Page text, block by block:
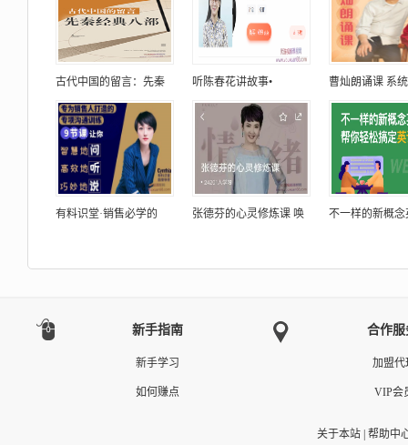
古代中国的留言：先秦 听陈春花讲故事• 曹灿朗诵课 系
有料识堂·销售必学的 张德芬的心灵修炼课 唤 不一样的新概念
新手指南
新手学习
如何赚点
合作服
加盟代
VIP会
关于本站| 帮助中